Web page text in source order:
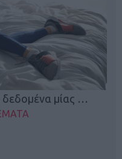
δεδομένα μίας …